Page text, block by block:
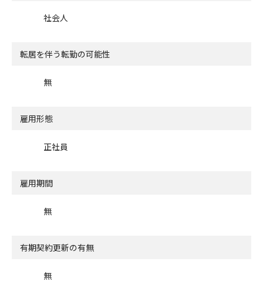
社会人
転居を伴う転勤の可能性
無
雇用形態
正社員
雇用期間
無
有期契約更新の有無
無